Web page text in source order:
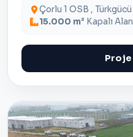
15.000 m² Kapalı Alan
Proje